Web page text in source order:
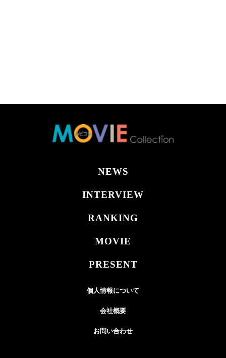
NEWS
INTERVIEW
RANKING
MOVIE
PRESENT
個人情報について
会社概要
お問い合わせ